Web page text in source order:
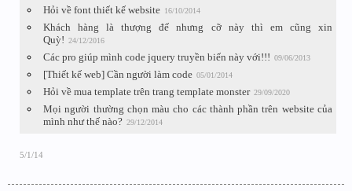
Hỏi về font thiết kế website 16/10/2014
Khách hàng là thượng đế nhưng cỡ này thì em cũng xin
Quỳ! 24/12/2016
Các pro giúp mình code jquery truyền biến này với!!! 09/06/2013
[Thiết kế web] Cần người làm code 05/01/2014
Hỏi về mua template trên trang template monster 29/09/2020
Mọi người thường chọn màu cho các thành phần trên website của
mình như thế nào? 29/12/2014
5/1/14